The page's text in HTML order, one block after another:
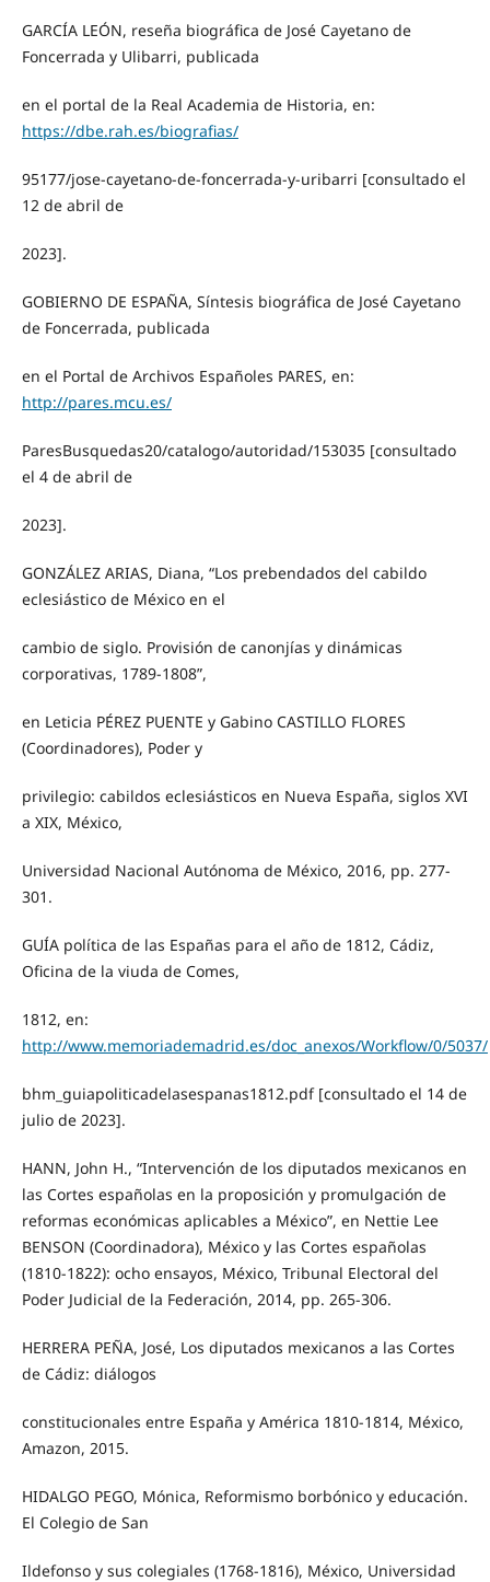
GARCÍA LEÓN, reseña biográfica de José Cayetano de
Foncerrada y Ulibarri, publicada
en el portal de la Real Academia de Historia, en:
https://dbe.rah.es/biografias/
95177/jose-cayetano-de-foncerrada-y-uribarri [consultado el
12 de abril de
2023].
GOBIERNO DE ESPAÑA, Síntesis biográfica de José Cayetano
de Foncerrada, publicada
en el Portal de Archivos Españoles PARES, en:
http://pares.mcu.es/
ParesBusquedas20/catalogo/autoridad/153035 [consultado
el 4 de abril de
2023].
GONZÁLEZ ARIAS, Diana, “Los prebendados del cabildo
eclesiástico de México en el
cambio de siglo. Provisión de canonjías y dinámicas
corporativas, 1789-1808”,
en Leticia PÉREZ PUENTE y Gabino CASTILLO FLORES
(Coordinadores), Poder y
privilegio: cabildos eclesiásticos en Nueva España, siglos XVI
a XIX, México,
Universidad Nacional Autónoma de México, 2016, pp. 277-
301.
GUÍA política de las Españas para el año de 1812, Cádiz,
Oficina de la viuda de Comes,
1812, en:
http://www.memoriademadrid.es/doc_anexos/Workflow/0/5037/
bhm_guiapoliticadelasespanas1812.pdf [consultado el 14 de
julio de 2023].
HANN, John H., “Intervención de los diputados mexicanos en
las Cortes españolas en la proposición y promulgación de
reformas económicas aplicables a México”, en Nettie Lee
BENSON (Coordinadora), México y las Cortes españolas
(1810-1822): ocho ensayos, México, Tribunal Electoral del
Poder Judicial de la Federación, 2014, pp. 265-306.
HERRERA PEÑA, José, Los diputados mexicanos a las Cortes
de Cádiz: diálogos
constitucionales entre España y América 1810-1814, México,
Amazon, 2015.
HIDALGO PEGO, Mónica, Reformismo borbónico y educación.
El Colegio de San
Ildefonso y sus colegiales (1768-1816), México, Universidad